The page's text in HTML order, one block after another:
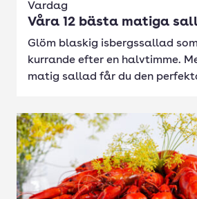
Vardag
Våra 12 bästa matiga
Glöm blaskig isbergssallad
kurrande efter en halvtimme.
matig sallad får du den